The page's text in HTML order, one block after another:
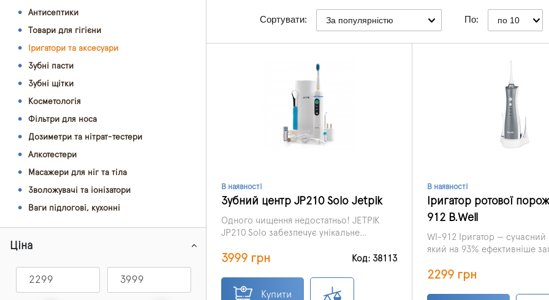
Антисептики
Товари для гігієни
Іригатори та аксесуари
Зубні пасти
Зубні щітки
Косметологія
Фільтри для носа
Дозиметри та нітрат-тестери
Алкотестери
Масажери для ніг та тіла
Зволожувачі та іонізатори
Ваги підлогові, кухонні
Ціна
Сортувати: За популярністю По: по 10
В наявності
Зубний центр JP210 Solo Jetpik
Одного чищення недостатньо! JETPIK
JP210 Solo забезпечує унікальне
глибокого очищення міжзубних
видаляючи шкідливі бактерії та сміття,
яких неможливо досягти при
3999 грн Код: 38113
Купити
В наявності
Іригатор ротової
912 B.Well
WI-912 Іригатор — сучасний
який на 93% ефективніше
зубів.
2299 грн